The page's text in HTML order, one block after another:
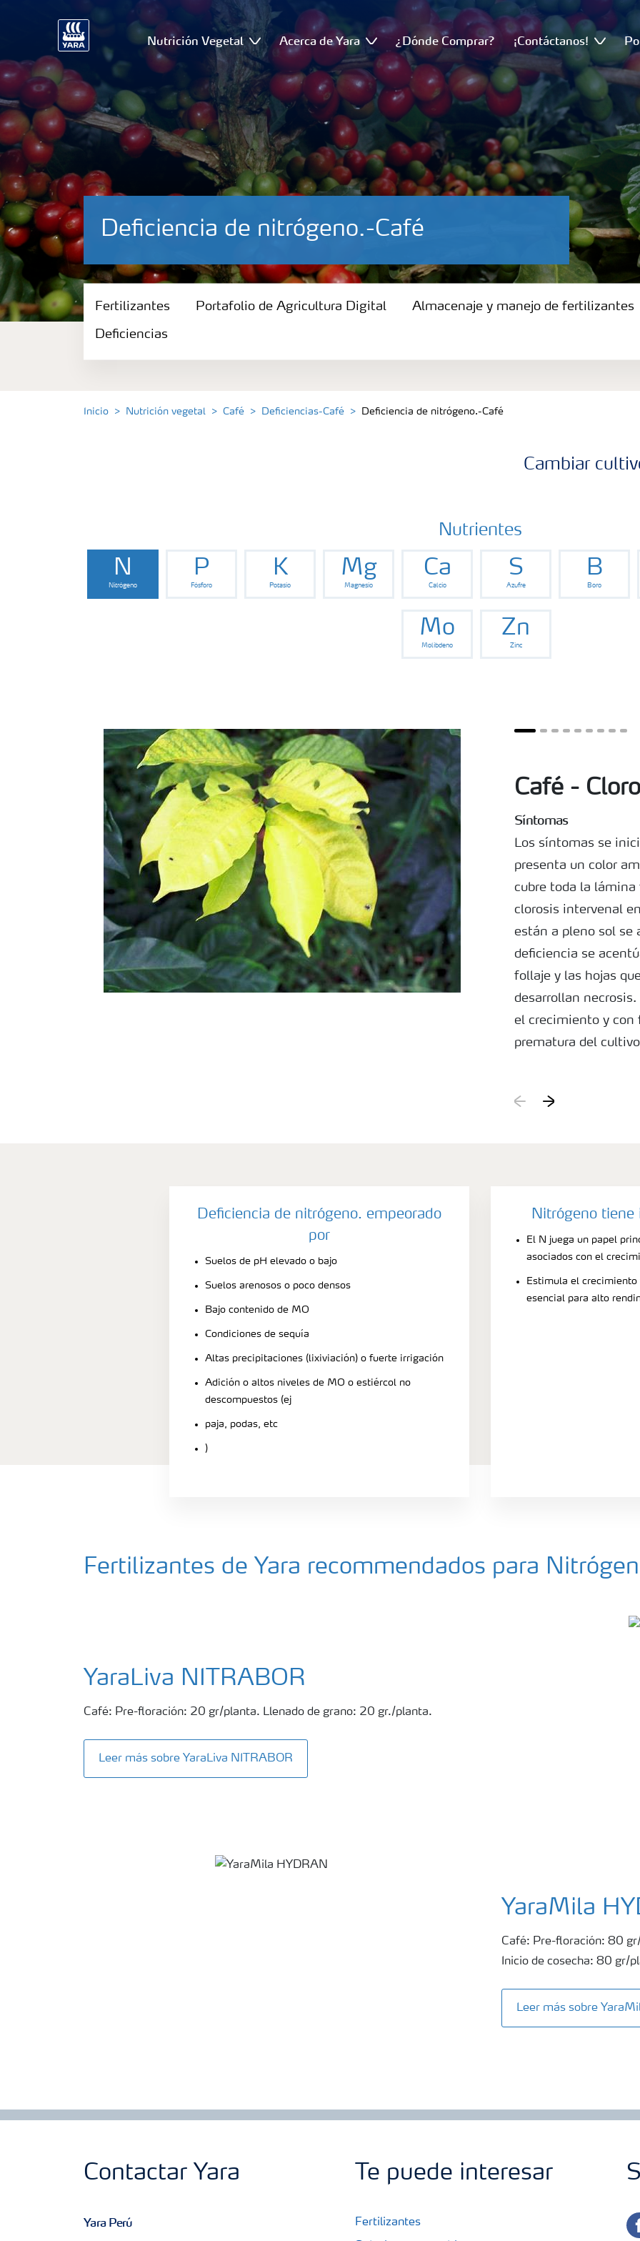
Nutrición Vegetal Acerca de Yara ¿Dónde Comprar? ¡Contáctanos!
Deficiencia de nitrógeno.-Café
Fertilizantes
Portafolio de Agricultura Digital
Fertilizantes Portafolio de Agricultura Digital Almacenaje y manejo de fertilizantes
Deficiencias
Inicio Nutrición vegetal Café Deficiencias-Café Deficiencia de nitrógeno.-Café
Cambiar
Nutrientes
N
Nitrógeno
P
Fósforo
K
Potasio
Mg
Magnesio
Ca
Calcio
S
Azufre
B
Boro
Mo
Molibdeno
Zn
Zinc
Café -
Síntomas
Los síntomas se
presenta un color
cubre toda la lámina
clorosis intervenal
están a pleno sol se
deficiencia se
follaje y las hojas
desarrollan
el crecimiento y con
prematura del
Deficiencia de
superficie de la hoja
la deficiencia es de
Deficiencia de nitrógeno. empeorado
por
Suelos de pH elevado o bajo
Suelos arenosos o poco densos
Bajo contenido de MO
Condiciones de sequía
Altas precipitaciones (lixiviación) o fuerte irrigación
Adición o altos niveles de MO o estiércol no
descompuestos (ej
paja, podas, etc
)
Nitrógeno tiene
El N juega un papel
asociados con el
Estimula el
esencial para alto
Fertilizantes de Yara recommendados para
YaraLiva NITRABOR
Café: Pre-floración: 20 gr/planta. Llenado de grano: 20 gr./planta.
Leer más sobre YaraLiva NITRABOR
YaraMila
Café: Pre-floración: 80
Inicio de cosecha: 80 gr/
Leer más sobre
Contactar Yara
Yara Perú
Te puede interesar
Fertilizantes